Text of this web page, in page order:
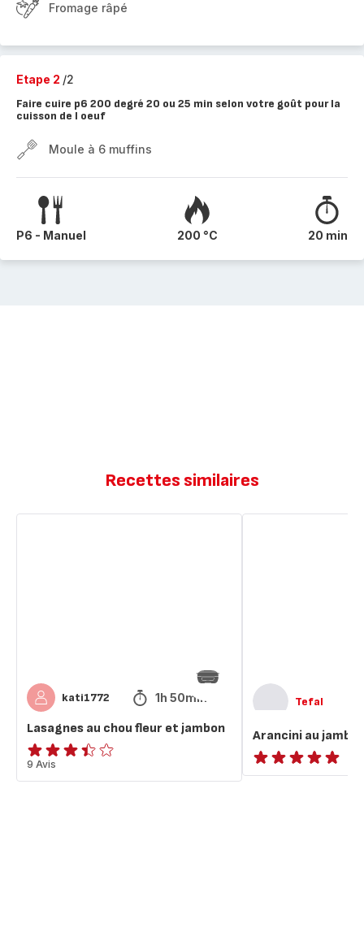
Fromage râpé
Etape 2 /2
Faire cuire p6 200 degré 20 ou 25 min selon votre goût pour la
cuisson de l oeuf
Moule à 6 muffins
P6 - Manuel 200 °C 20 min
Recettes similaires
kati1772 1h 50min
Lasagnes au chou fleur et jambon
ratings.3.4
9 Avis
Tefal
Arancini au
ratings.NaN